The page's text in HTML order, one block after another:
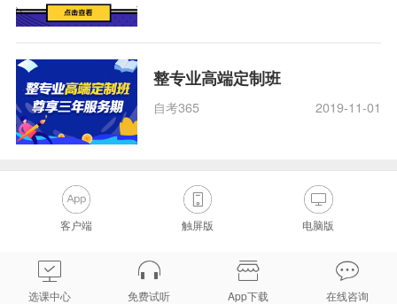
整专业高端定制班
自考365 2019-11-01
客户端 触屏版 电脑版
选课中心 免费试听 App下载 在线咨询